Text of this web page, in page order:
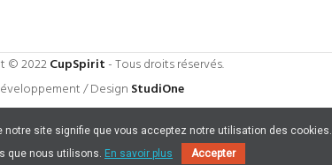
© 2022CupSpirit - Tous droits réservés.
/ Design StudiOne
site signifie que vous acceptez notre utilisation des
que nous utilisons. En savoir plus Accepter